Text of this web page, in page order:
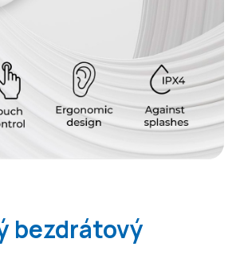
bezdrátový